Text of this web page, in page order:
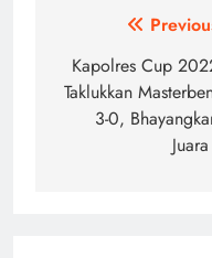
Navigasi
pos
Kapolres Cup
Taklukkan
3-0,